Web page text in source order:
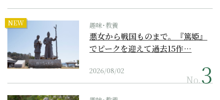
NEW 趣味･教養
悪女から戦国ものまで。『篤姫』
でピークを迎えて過去15作…
2026/08/02
No.